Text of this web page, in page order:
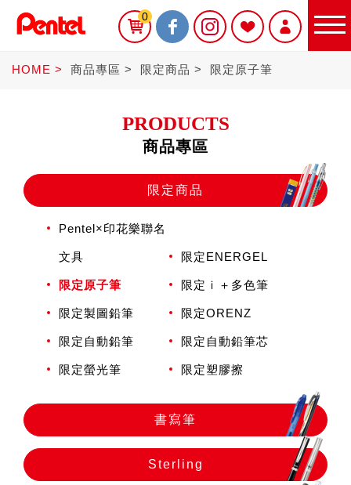
限定商品
自動鉛筆芯
木頭鉛筆
0
HOME 商品專區 限定商品 限定原子筆
PRODUCTS
商品專區
限定商品
Pentel×印花樂聯名
文具 限定ENERGEL
限定原子筆 限定ｉ＋多色筆
限定製圖鉛筆 限定ORENZ
限定自動鉛筆 限定自動鉛筆芯
限定螢光筆 限定塑膠擦
書寫筆
Sterling